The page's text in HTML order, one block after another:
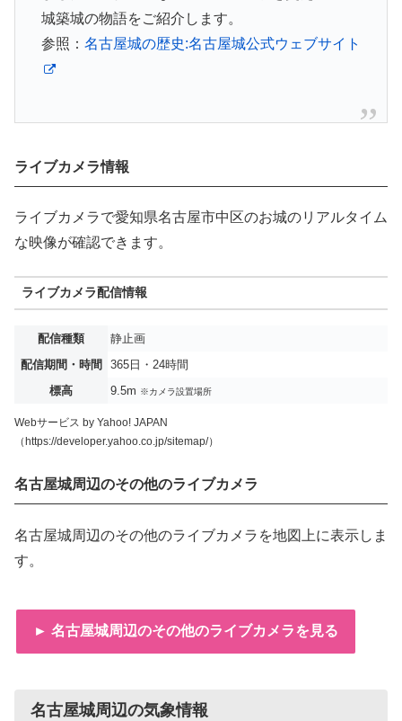
城築城の物語をご紹介します。
参照： 名古屋城の歴史:名古屋城公式ウェブサイト
ライブカメラ情報
ライブカメラで愛知県名古屋市中区のお城のリアルタイム
な映像が確認できます。
ライブカメラ配信情報
配信種類
静止画
配信期間・時間
365日・24時間
標高
9.5m ※カメラ設置場所
Webサービス by Yahoo! JAPAN
（https://developer.yahoo.co.jp/sitemap/）
名古屋城周辺のその他のライブカメラ
名古屋城周辺のその他のライブカメラを地図上に表示しま
す。
► 名古屋城周辺のその他のライブカメラを見る
名古屋城周辺の気象情報